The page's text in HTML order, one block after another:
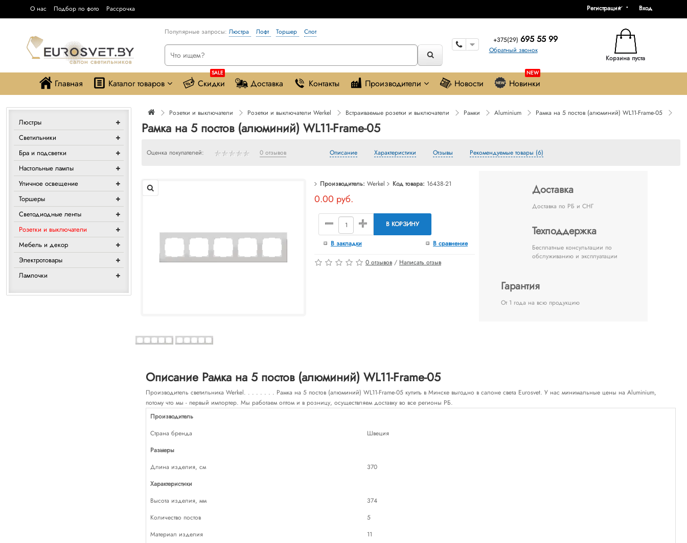
О нас Подбор по фото Рассрочка Вход
Регистрация
Корзина пуста
Популярные запросы: Люстра Лофт Торшер
Спот
+375(29) 695 55 99
Обратный звонок
Главная Каталог товаров
SALE
Скидки Доставка Контакты Производители Новости
NEW
Новинки
Люстры
Светильники
Бра и подсветки
Настольные лампы
Уличное освещение
Торшеры
Светодиодные ленты
Розетки и выключатели
Мебель и декор
Электротовары
Лампочки
Розетки и выключатели Розетки и выключатели Werkel Встраиваемые розетки и выключатели Рамки Aluminium Рамка на 5 постов (алюминий) WL11-Frame-05
Рамка на 5 постов (алюминий) WL11-Frame-05
Оценка покупателей: 0 отзывов Описание Характеристики Отзывы Рекомендуемые товары (6)
Производитель: Werkel Код товара: 16438-21
0.00 руб.
В КОРЗИНУ
В закладки В сравнение
0 отзывов / Написать отзыв
Доставка
Доставка по РБ и СНГ
Техподдержка
Бесплатные консультации по
обслуживанию и эксплуатации
Гарантия
От 1 года на всю продукцию
Описание Рамка на 5 постов (алюминий) WL11-Frame-05
Производитель светильника Werkel. . . . . . . . Рамка на 5 постов (алюминий) WL11-Frame-05 купить в Минске выгодно в салоне света Eurosvet. У нас минимальные цены на Aluminium,
потому что мы - первый импортер. Мы работаем оптом и в розницу, осуществляем доставку во все регионы РБ.
Производитель
Страна бренда
Швеция
Размеры
Длина изделия, см
370
Характеристики
Высота изделия, мм
374
Количество постов
5
Материал изделия
11